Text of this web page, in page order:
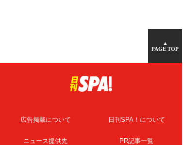
▲
PAGE TOP
広告掲載について 日刊SPA！について
ニュース提供先 PR記事一覧